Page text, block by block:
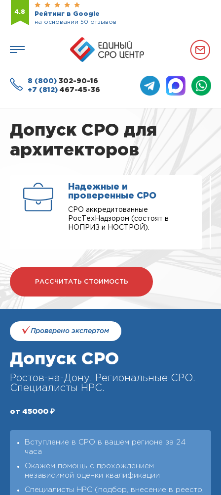
4.8
Рейтинг в Google
на основании 50 отзывов
8 (800) 302-90-16
+7 (812) 467-45-36
Допуск СРО для
архитекторов
Надежные и
проверенные СРО
СРО аккредитованные
РосТехНадзором (состоят в
НОПРИЗ и НОСТРОЙ).
РАССЧИТАТЬ СТОИМОСТЬ
Проверено экспертом
Допуск СРО
Ростов-на-Дону. Региональные СРО.
Специалисты НРС.
от 45000 ₽
Вступление в СРО в вашем регионе за 24
часа
Окажем помощь с прохождением
независимой оценки квалификации
Специалисты НРС (подбор, внесение в реестр,